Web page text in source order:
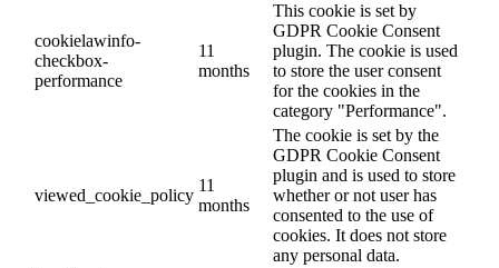
cookielawinfo-
checkbox-
performance
11
months
This cookie is set by
GDPR Cookie Consent
plugin. The cookie is used
to store the user consent
for the cookies in the
category "Performance".
viewed_cookie_policy
11
months
The cookie is set by the
GDPR Cookie Consent
plugin and is used to store
whether or not user has
consented to the use of
cookies. It does not store
any personal data.